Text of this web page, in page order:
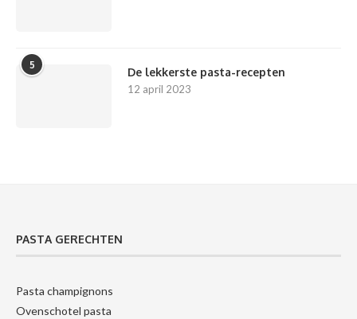
5
De lekkerste pasta-recepten
12 april 2023
PASTA GERECHTEN
Pasta champignons
Ovenschotel pasta